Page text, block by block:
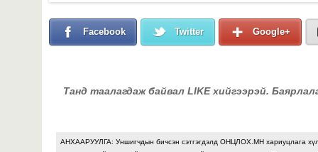
Facebook Twitter Google+
Танд таалагдаж байвал LIKE хийгээрэй.
АНХААРУУЛГА: Уншигчдын бичсэн сэтгэгдэлд ОНЦЛОХ.МН хариуцлага